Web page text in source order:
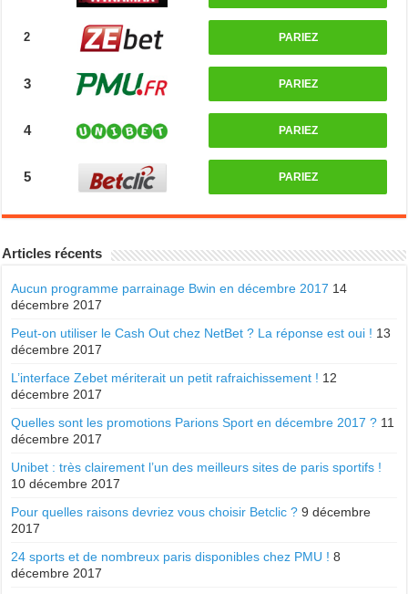
2 PARIEZ
3 PARIEZ
4 PARIEZ
5 PARIEZ
Articles récents
Aucun programme parrainage Bwin en décembre 2017 14
décembre 2017
Peut-on utiliser le Cash Out chez NetBet ? La réponse est oui ! 13
décembre 2017
L’interface Zebet mériterait un petit rafraichissement ! 12
décembre 2017
Quelles sont les promotions Parions Sport en décembre 2017 ? 11
décembre 2017
Unibet : très clairement l’un des meilleurs sites de paris sportifs !
10 décembre 2017
Pour quelles raisons devriez vous choisir Betclic ? 9 décembre
2017
24 sports et de nombreux paris disponibles chez PMU ! 8
décembre 2017